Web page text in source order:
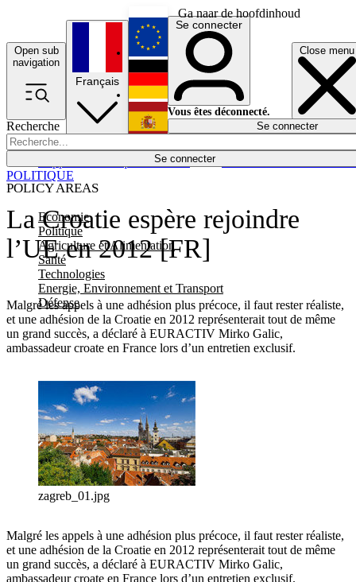
Ga naar de hoofdinhoud
Open sub
navigation
Close menu
Recherche
Se connecter
POLICY AREAS
Economie
Politique
Agriculture et Alimentation
Santé
Technologies
Energie, Environnement et Transport
Défense
Économie
Français
English
Deutsch
Español
Se connecter
Vous êtes déconnecté.
Se connecter
La Croatie espère rejoindre
l’UE en 2012 [FR]
Malgré les appels à une adhésion plus précoce, il faut rester réaliste,
et une adhésion de la Croatie en 2012 représenterait tout de même
un grand succès, a déclaré à EURACTIV Mirko Galic,
ambassadeur croate en France lors d’un entretien exclusif.
POLITIQUE
zagreb_01.jpg
Malgré les appels à une adhésion plus précoce, il faut rester réaliste,
et une adhésion de la Croatie en 2012 représenterait tout de même
un grand succès, a déclaré à EURACTIV Mirko Galic,
ambassadeur croate en France lors d’un entretien exclusif.